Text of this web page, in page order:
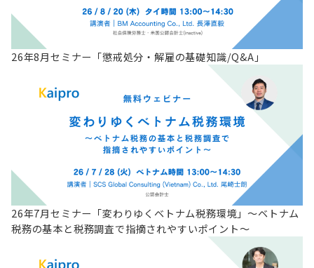
26年8月セミナー「懲戒処分・解雇の基礎知識/Q&A」
26年7月セミナー「変わりゆくベトナム税務環境」～ベトナム
税務の基本と税務調査で指摘されやすいポイント～